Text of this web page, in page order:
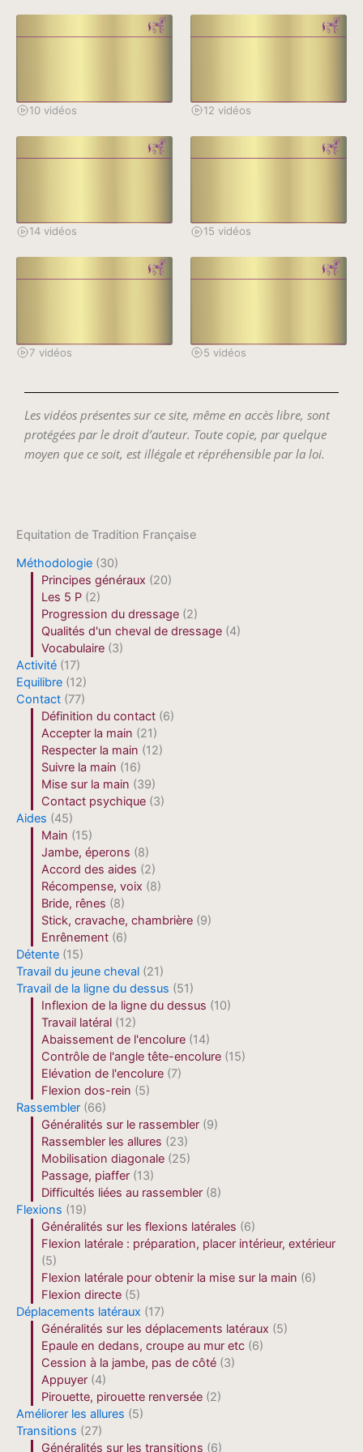
Equitation de Tradition Française
Méthodologie (30)
Principes généraux (20)
Les 5 P (2)
Progression du dressage (2)
Qualités d'un cheval de dressage (4)
Vocabulaire (3)
Activité (17)
Equilibre (12)
Contact (77)
Définition du contact (6)
Accepter la main (21)
Respecter la main (12)
Suivre la main (16)
Mise sur la main (39)
Contact psychique (3)
Aides (45)
Main (15)
Jambe, éperons (8)
Accord des aides (2)
Récompense, voix (8)
Bride, rênes (8)
Stick, cravache, chambrière (9)
Enrênement (6)
Détente (15)
Travail du jeune cheval (21)
Travail de la ligne du dessus (51)
Inflexion de la ligne du dessus (10)
Travail latéral (12)
Abaissement de l'encolure (14)
Contrôle de l'angle tête-encolure (15)
Elévation de l'encolure (7)
Flexion dos-rein (5)
Rassembler (66)
Généralités sur le rassembler (9)
Rassembler les allures (23)
Mobilisation diagonale (25)
Passage, piaffer (13)
Difficultés liées au rassembler (8)
Flexions (19)
Généralités sur les flexions latérales (6)
Flexion latérale : préparation, placer intérieur, extérieur
(5)
Flexion latérale pour obtenir la mise sur la main (6)
Flexion directe (5)
Déplacements latéraux (17)
Généralités sur les déplacements latéraux (5)
Epaule en dedans, croupe au mur etc (6)
Cession à la jambe, pas de côté (3)
Appuyer (4)
Pirouette, pirouette renversée (2)
Améliorer les allures (5)
Transitions (27)
Généralités sur les transitions (6)
10 vidéos 12 vidéos
14 vidéos 15 vidéos
7 vidéos 5 vidéos
Les vidéos présentes sur ce site, même en accès libre, sont
protégées par le droit d’auteur. Toute copie, par quelque
moyen que ce soit, est illégale et répréhensible par la loi.